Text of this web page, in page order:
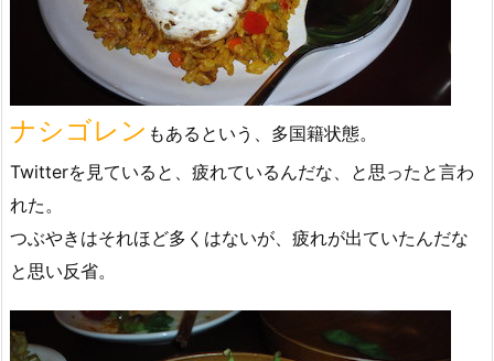
ナシゴレン もあるという、多国籍状態。
Twitterを見ていると、疲れているんだな、と思ったと言わ
れた。
つぶやきはそれほど多くはないが、疲れが出ていたんだな
と思い反省。